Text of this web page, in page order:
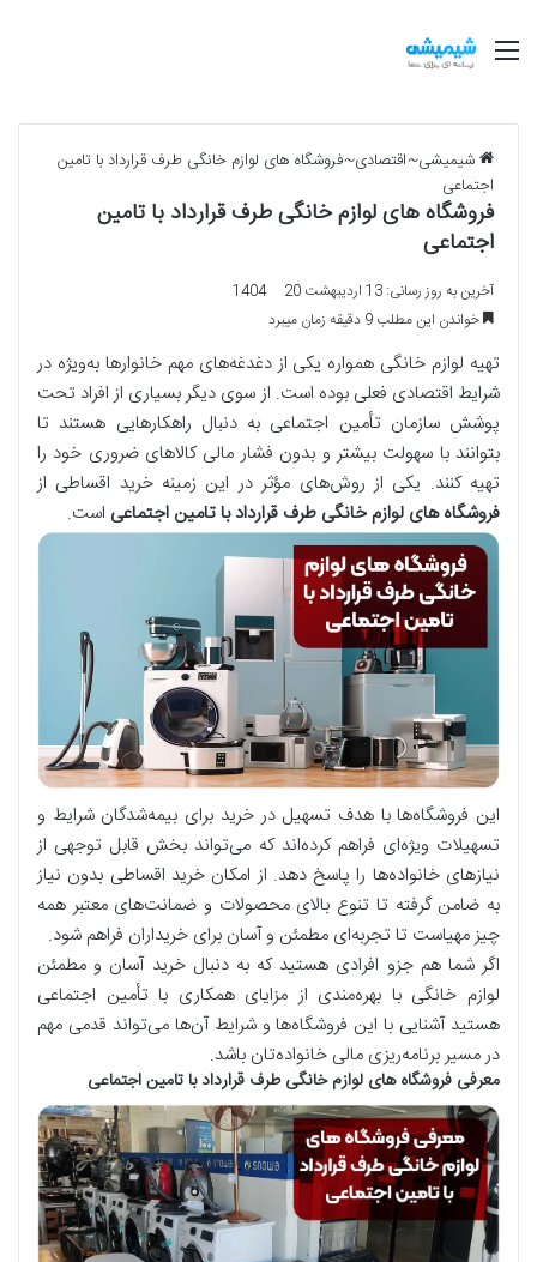
منو
شیمیشی~اقتصادی~فروشگاه های لوازم خانگی طرف قرارداد با تامین
اجتماعی
فروشگاه های لوازم خانگی طرف قرارداد با تامین
اجتماعی
آخرین به روز رسانی: 13 اردیبهشت 1404
20
خواندن این مطلب 9 دقیقه زمان میبرد
تهیه لوازم خانگی همواره یکی از دغدغه‌های مهم خانوارها به‌ویژه در
شرایط اقتصادی فعلی بوده است. از سوی دیگر بسیاری از افراد تحت
پوشش سازمان تأمین اجتماعی به دنبال راهکارهایی هستند تا
بتوانند با سهولت بیشتر و بدون فشار مالی کالاهای ضروری خود را
تهیه کنند. یکی از روش‌های مؤثر در این زمینه خرید اقساطی از
فروشگاه های لوازم خانگی طرف قرارداد با تامین اجتماعی است.
این فروشگاه‌ها با هدف تسهیل در خرید برای بیمه‌شدگان شرایط و
تسهیلات ویژه‌ای فراهم کرده‌اند که می‌تواند بخش قابل توجهی از
نیازهای خانواده‌ها را پاسخ دهد. از امکان خرید اقساطی بدون نیاز
به ضامن گرفته تا تنوع بالای محصولات و ضمانت‌های معتبر همه
چیز مهیاست تا تجربه‌ای مطمئن و آسان برای خریداران فراهم شود.
اگر شما هم جزو افرادی هستید که به دنبال خرید آسان و مطمئن
لوازم خانگی با بهره‌مندی از مزایای همکاری با تأمین اجتماعی
هستید آشنایی با این فروشگاه‌ها و شرایط آن‌ها می‌تواند قدمی مهم
در مسیر برنامه‌ریزی مالی خانواده‌تان باشد.
معرفی فروشگاه های لوازم خانگی طرف قرارداد با تامین اجتماعی